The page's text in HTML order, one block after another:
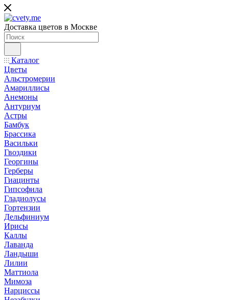
Доставка цветов в Москве
Каталог
Цветы
Альстромерии
Амариллисы
Анемоны
Антуриум
Астры
Бамбук
Брассика
Васильки
Гвоздики
Георгины
Герберы
Гиацинты
Гипсофила
Гладиолусы
Гортензии
Дельфиниум
Ирисы
Каллы
Лаванда
Ландыши
Лилии
Маттиола
Мимоза
Нарциссы